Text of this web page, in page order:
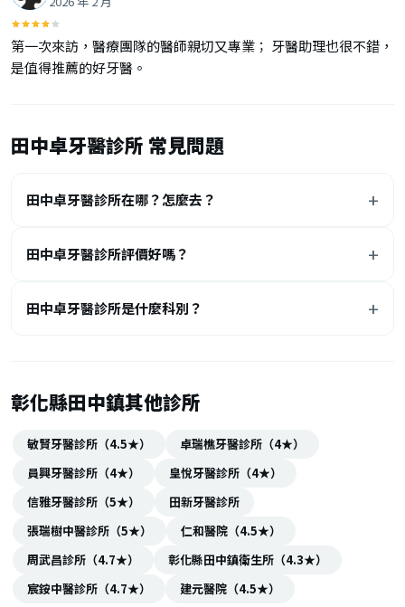
第一次來訪，醫療團隊的醫師親切又專業； 牙醫助理也很不錯，
是值得推薦的好牙醫。
田中卓牙醫診所 常見問題
田中卓牙醫診所在哪？怎麼去？
田中卓牙醫診所評價好嗎？
田中卓牙醫診所是什麼科別？
彰化縣田中鎮其他診所
敏賢牙醫診所（4.5★）
卓瑞樵牙醫診所（4★）
員興牙醫診所（4★）
皇悅牙醫診所（4★）
信雅牙醫診所（5★）
田新牙醫診所
張瑞樹中醫診所（5★）
仁和醫院（4.5★）
周武昌診所（4.7★）
彰化縣田中鎮衛生所（4.3★）
宸銨中醫診所（4.7★）
建元醫院（4.5★）